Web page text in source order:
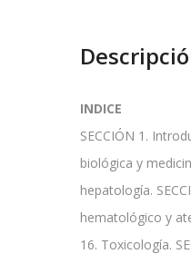
INDICE
SECCIÓN 1.
biológica y
hepatología.
hematológico y
16. Toxicología.